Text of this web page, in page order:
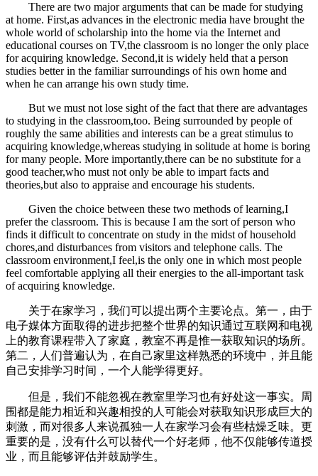
There are two major arguments that can be made for studying
at home. First,as advances in the electronic media have brought the
whole world of scholarship into the home via the Internet and
educational courses on TV,the classroom is no longer the only place
for acquiring knowledge. Second,it is widely held that a person
studies better in the familiar surroundings of his own home and
when he can arrange his own study time.
But we must not lose sight of the fact that there are advantages
to studying in the classroom,too. Being surrounded by people of
roughly the same abilities and interests can be a great stimulus to
acquiring knowledge,whereas studying in solitude at home is boring
for many people. More importantly,there can be no substitute for a
good teacher,who must not only be able to impart facts and
theories,but also to appraise and encourage his students.
Given the choice between these two methods of learning,I
prefer the classroom. This is because I am the sort of person who
finds it difficult to concentrate on study in the midst of household
chores,and disturbances from visitors and telephone calls. The
classroom environment,I feel,is the only one in which most people
feel comfortable applying all their energies to the all-important task
of acquiring knowledge.
关于在家学习，我们可以提出两个主要论点。第一，由于
电子媒体方面取得的进步把整个世界的知识通过互联网和电视
上的教育课程带入了家庭，教室不再是惟一获取知识的场所。
第二，人们普遍认为，在自己家里这样熟悉的环境中，并且能
自己安排学习时间，一个人能学得更好。
但是，我们不能忽视在教室里学习也有好处这一事实。周
围都是能力相近和兴趣相投的人可能会对获取知识形成巨大的
刺激，而对很多人来说孤独一人在家学习会有些枯燥乏味。更
重要的是，没有什么可以替代一个好老师，他不仅能够传道授
业，而且能够评估并鼓励学生。